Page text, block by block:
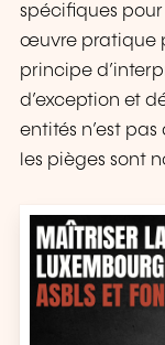
spécifiques pour
œuvre pratique
principe
d’exception et
entités n’est
les pièges sont